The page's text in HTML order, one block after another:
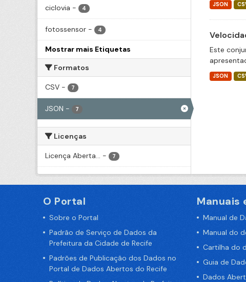
ciclovia - 4
fotossensor - 4
Mostrar mais Etiquetas
Formatos
CSV - 7
JSON - 7
Licenças
Licença Aberta... - 7
JSON
Este
JSON
O Portal
Sobre o Portal
Padrão de Serviço de Dados da
Prefeitura da Cidade de Recife
Padrões de Publicação dos Dados no
Portal de Dados Abertos do Recife
Manuais
Manual de
Manual do
Cartilha do
Guia de
Dados